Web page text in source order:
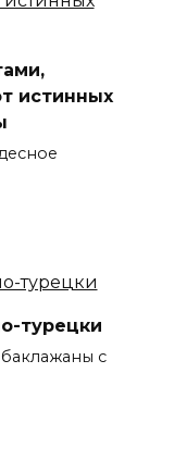
истинных
турецки
с